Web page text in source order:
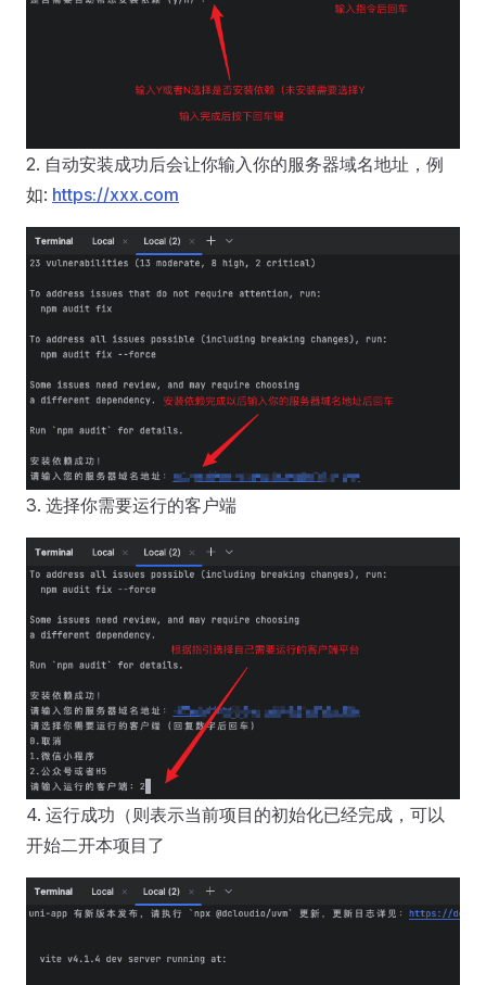
2. 自动安装成功后会让你输入你的服务器域名地址，例
如: https://xxx.com
3. 选择你需要运行的客户端
4. 运行成功（则表示当前项目的初始化已经完成，可以
开始二开本项目了